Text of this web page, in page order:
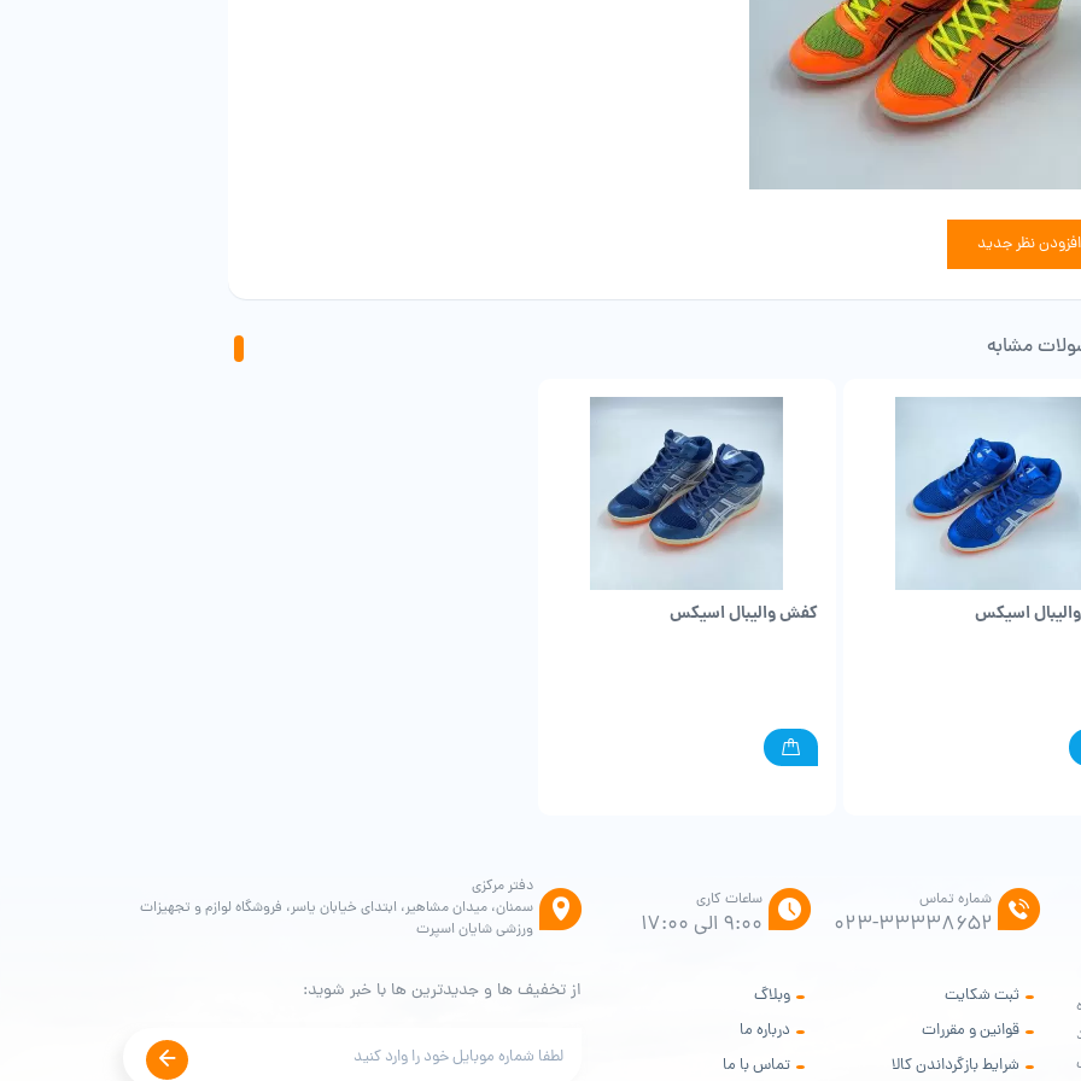
افزودن نظر جدید
مشابه
اسیکس کفش والیبال اسیکس
شماره تماس
۰۲۳-۳۳۳۳۸۶۵۲
ثبت شکایت
قوانین و مقررات
شرایط بازگرداندن کالا
ساعات کاری
9:00 الی 17:00
وبلاگ
درباره ما
تماس با ما
دفتر مرکزی
سمنان، میدان مشاهیر، ابتدای خیابان یاسر، فروشگاه لوازم و تجهیزات
ورزشی شایان اسپرت
از تخفیف ها و جدیدترین ها با خبر شوید: